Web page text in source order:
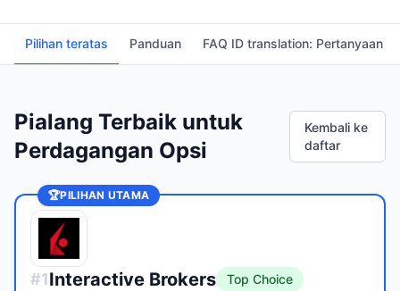
Pilihan teratas Panduan FAQ ID translation: Pertanyaan
Pialang Terbaik untuk
Perdagangan Opsi
Kembali ke
daftar
🏆PILIHAN UTAMA
#1Interactive Brokers
Top Choice